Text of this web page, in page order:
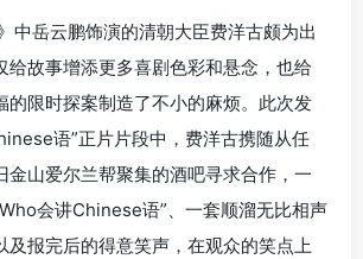
中岳云鹏饰演的清朝大臣费洋古颇为出
给故事增添更多喜剧色彩和悬念，也给
的限时探案制造了不小的麻烦。此次发
语”正片片段中，费洋古携随从任
金山爱尔兰帮聚集的酒吧寻求合作，一
会讲Chinese语”、一套顺溜无比相声
及报完后的得意笑声，在观众的笑点上